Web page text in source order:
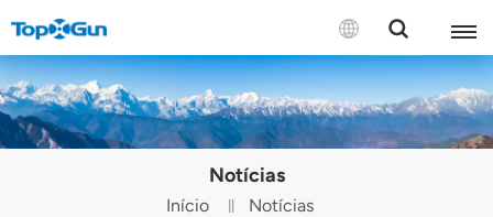
CONTATE-NOS
English
EspañolNotícias
Início Notícias